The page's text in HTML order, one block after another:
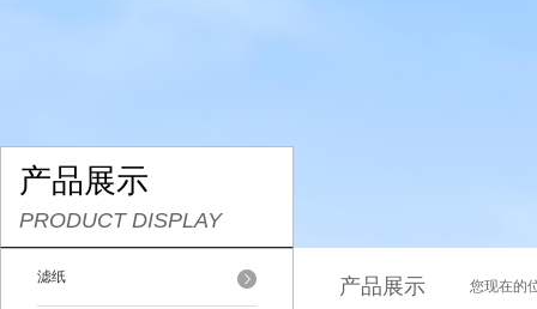
产品展示
PRODUCT DISPLAY
滤纸 产品展示 您现在的